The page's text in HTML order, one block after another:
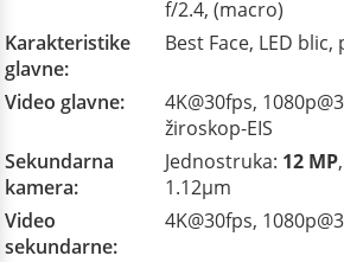
f/2.4, (macro)
Karakteristike
glavne:
Best Face, LED
Video glavne:
4K@30fps,
žiroskop-EIS
Sekundarna
kamera:
Jednostruka: 12 MP
1.12µm
Video
sekundarne:
4K@30fps,